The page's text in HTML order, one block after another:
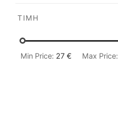
ΤΙΜΉ
Min Price: 27 € Max Price: